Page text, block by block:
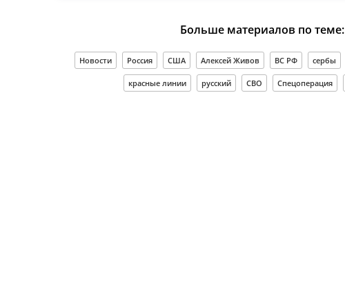
Больше материалов по теме:
Новости Россия США Алексей Живов ВС РФ сербы
красные линии русский СВО Спецоперация